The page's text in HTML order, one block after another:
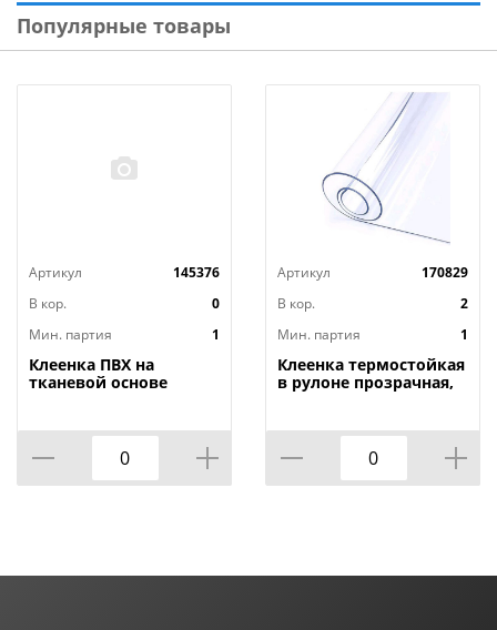
Популярные товары
Артикул
145376
В кор.
0
Мин. партия
1
Клеенка ПВХ на
тканевой основе
потертости, грязные
края
Артикул
170829
В кор.
2
Мин. партия
1
Клеенка термостойкая
в рулоне прозрачная,
HOZBAT